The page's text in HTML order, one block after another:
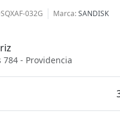
032G Marca:SANDISK
- Providencia